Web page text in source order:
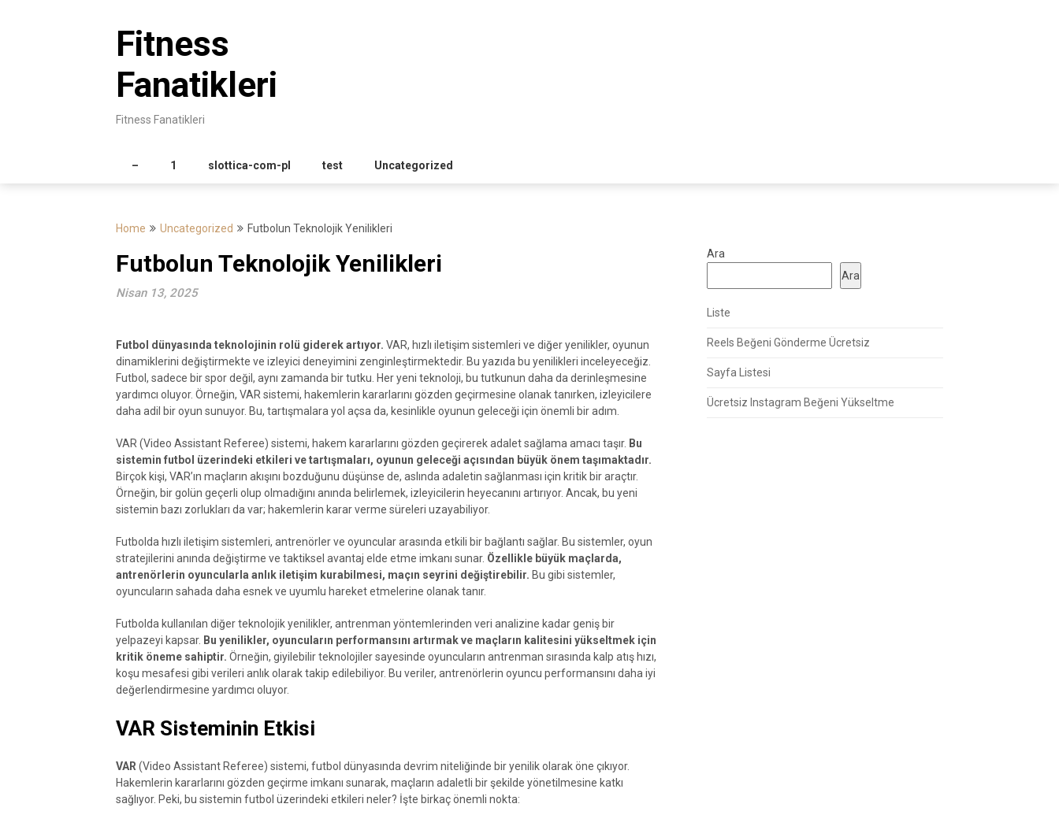
Fitness
Fanatikleri
Fitness Fanatikleri
– 1 slottica-com-pl test Uncategorized
Home Uncategorized Futbolun Teknolojik Yenilikleri
Futbolun Teknolojik Yenilikleri
Nisan 13, 2025
Futbol dünyasında teknolojinin rolü giderek artıyor. VAR, hızlı iletişim sistemleri ve diğer yenilikler, oyunun
dinamiklerini değiştirmekte ve izleyici deneyimini zenginleştirmektedir. Bu yazıda bu yenilikleri inceleyeceğiz.
Futbol, sadece bir spor değil, aynı zamanda bir tutku. Her yeni teknoloji, bu tutkunun daha da derinleşmesine
yardımcı oluyor. Örneğin, VAR sistemi, hakemlerin kararlarını gözden geçirmesine olanak tanırken, izleyicilere
daha adil bir oyun sunuyor. Bu, tartışmalara yol açsa da, kesinlikle oyunun geleceği için önemli bir adım.
VAR (Video Assistant Referee) sistemi, hakem kararlarını gözden geçirerek adalet sağlama amacı taşır. Bu
sistemin futbol üzerindeki etkileri ve tartışmaları, oyunun geleceği açısından büyük önem taşımaktadır.
Birçok kişi, VAR’ın maçların akışını bozduğunu düşünse de, aslında adaletin sağlanması için kritik bir araçtır.
Örneğin, bir golün geçerli olup olmadığını anında belirlemek, izleyicilerin heyecanını artırıyor. Ancak, bu yeni
sistemin bazı zorlukları da var; hakemlerin karar verme süreleri uzayabiliyor.
Futbolda hızlı iletişim sistemleri, antrenörler ve oyuncular arasında etkili bir bağlantı sağlar. Bu sistemler, oyun
stratejilerini anında değiştirme ve taktiksel avantaj elde etme imkanı sunar. Özellikle büyük maçlarda,
antrenörlerin oyuncularla anlık iletişim kurabilmesi, maçın seyrini değiştirebilir. Bu gibi sistemler,
oyuncuların sahada daha esnek ve uyumlu hareket etmelerine olanak tanır.
Futbolda kullanılan diğer teknolojik yenilikler, antrenman yöntemlerinden veri analizine kadar geniş bir
yelpazeyi kapsar. Bu yenilikler, oyuncuların performansını artırmak ve maçların kalitesini yükseltmek için
kritik öneme sahiptir. Örneğin, giyilebilir teknolojiler sayesinde oyuncuların antrenman sırasında kalp atış hızı,
koşu mesafesi gibi verileri anlık olarak takip edilebiliyor. Bu veriler, antrenörlerin oyuncu performansını daha iyi
değerlendirmesine yardımcı oluyor.
VAR Sisteminin Etkisi
VAR (Video Assistant Referee) sistemi, futbol dünyasında devrim niteliğinde bir yenilik olarak öne çıkıyor.
Hakemlerin kararlarını gözden geçirme imkanı sunarak, maçların adaletli bir şekilde yönetilmesine katkı
sağlıyor. Peki, bu sistemin futbol üzerindeki etkileri neler? İşte birkaç önemli nokta:
Ara
Ara
Liste
Reels Beğeni Gönderme Ücretsiz
Sayfa Listesi
Ücretsiz Instagram Beğeni Yükseltme